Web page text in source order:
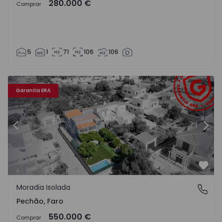
Comprar 280.000 €
5 1 71 106 106
Garantia ERA
- 64
Moradia Isolada T3 com Jardim Olhão, Pechão - 1560666
Anterior
Pechão, Faro
Moradia Isolada
Pechão, Faro
Comprar 550.000 €